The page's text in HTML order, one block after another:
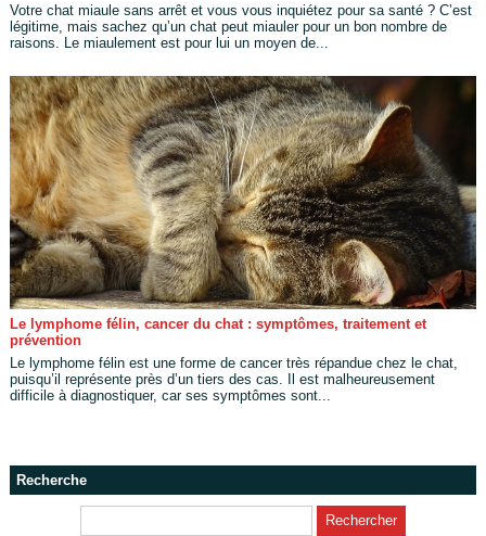
Votre chat miaule sans arrêt et vous vous inquiétez pour sa santé ? C’est
légitime, mais sachez qu’un chat peut miauler pour un bon nombre de
raisons. Le miaulement est pour lui un moyen de...
Le lymphome félin, cancer du chat : symptômes, traitement et
prévention
Le lymphome félin est une forme de cancer très répandue chez le chat,
puisqu’il représente près d’un tiers des cas. Il est malheureusement
difficile à diagnostiquer, car ses symptômes sont...
Recherche